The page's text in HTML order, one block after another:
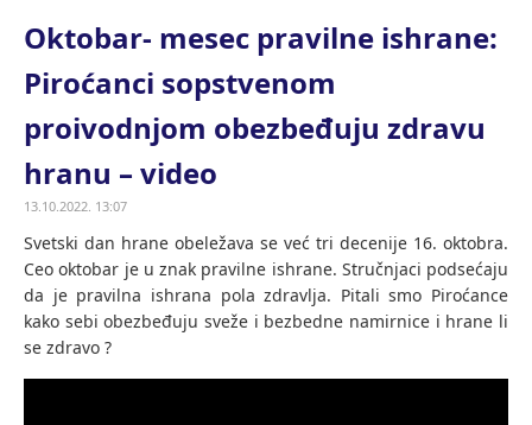
SPORT ZDRAVSTVO
Oktobar- mesec pravilne ishrane:
Piroćanci sopstvenom
proivodnjom obezbeđuju zdravu
hranu – video
13.10.2022. 13:07
Svetski dan hrane obeležava se već tri decenije 16. oktobra.
Ceo oktobar je u znak pravilne ishrane. Stručnjaci podsećaju
da je pravilna ishrana pola zdravlja. Pitali smo Piroćance
kako sebi obezbeđuju sveže i bezbedne namirnice i hrane li
se zdravo ?